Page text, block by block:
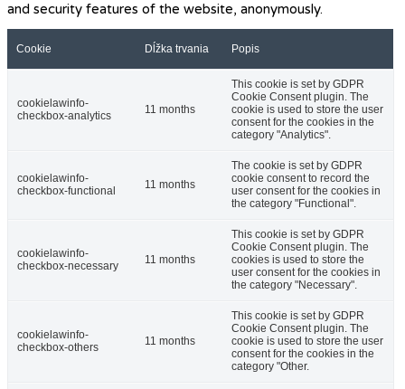
and security features of the website, anonymously.
Cookie Dĺžka trvania Popis
cookielawinfo-
checkbox-analytics
11 months
This cookie is set by GDPR
Cookie Consent plugin. The
cookie is used to store the user
consent for the cookies in the
category "Analytics".
cookielawinfo-
checkbox-functional
11 months
The cookie is set by GDPR
cookie consent to record the
user consent for the cookies in
the category "Functional".
cookielawinfo-
checkbox-necessary
11 months
This cookie is set by GDPR
Cookie Consent plugin. The
cookies is used to store the
user consent for the cookies in
the category "Necessary".
cookielawinfo-
checkbox-others
11 months
This cookie is set by GDPR
Cookie Consent plugin. The
cookie is used to store the user
consent for the cookies in the
category "Other.